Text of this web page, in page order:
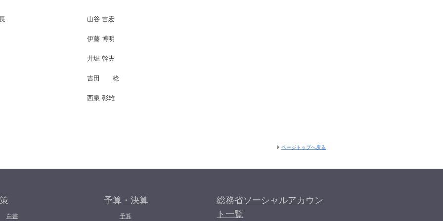
山谷 吉宏
伊藤 博明
井堀 幹夫
吉田 稔
西泉 彰雄
ページトップへ戻る
白書
予算・決算
予算
総務省ソーシャルアカウン
ト一覧